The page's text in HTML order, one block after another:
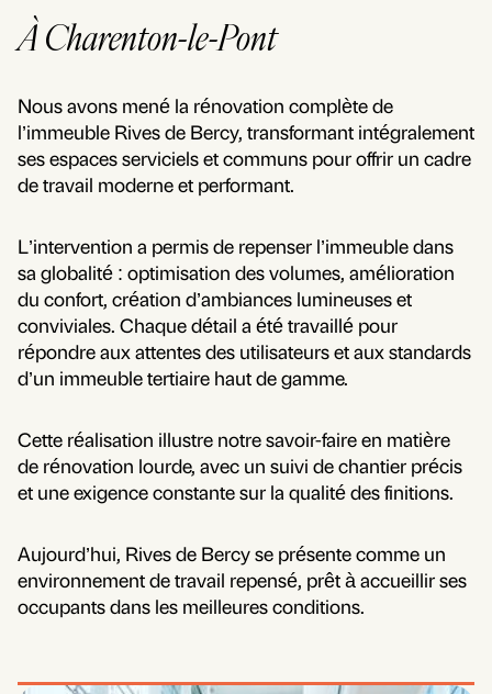
À Charenton-le-Pont
Nous avons mené la rénovation complète de
l’immeuble Rives de Bercy, transformant intégralement
ses espaces serviciels et communs pour offrir un cadre
de travail moderne et performant.
L’intervention a permis de repenser l’immeuble dans
sa globalité : optimisation des volumes, amélioration
du confort, création d’ambiances lumineuses et
conviviales. Chaque détail a été travaillé pour
répondre aux attentes des utilisateurs et aux standards
d’un immeuble tertiaire haut de gamme.
Cette réalisation illustre notre savoir-faire en matière
de rénovation lourde, avec un suivi de chantier précis
et une exigence constante sur la qualité des finitions.
Aujourd’hui, Rives de Bercy se présente comme un
environnement de travail repensé, prêt à accueillir ses
occupants dans les meilleures conditions.